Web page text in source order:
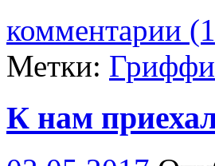
комментарии
Метки:
К нам